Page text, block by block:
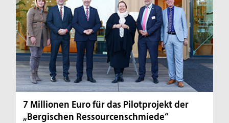
7 Millionen Euro für das Pilotprojekt der
„Bergischen Ressourcenschmiede“